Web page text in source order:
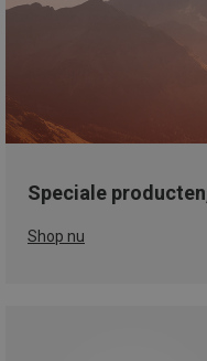
Speciale
Shop nu